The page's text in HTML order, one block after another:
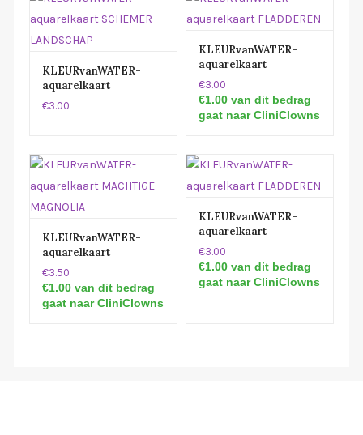
KLEURvanWATER-
aquarelkaart
SCHEMER
€3.00
KLEURvanWATER-
aquarelkaart
FLADDEREN
€3.00
€1.00 van dit bedrag
gaat naar CliniClowns
KLEURvanWATER-
aquarelkaart
MACHTIGE
MAGNOLIA
€3.50
€1.00 van dit bedrag
gaat naar CliniClowns
KLEURvanWATER-
aquarelkaart
FLADDEREN
€3.00
€1.00 van dit bedrag
gaat naar CliniClowns